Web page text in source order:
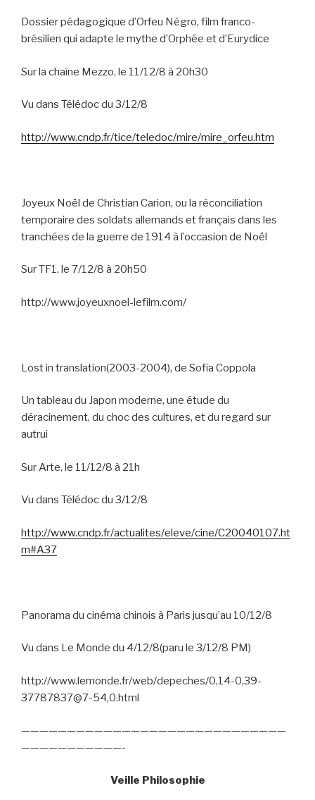
Dossier pédagogique d’Orfeu Négro, film franco-
brésilien qui adapte le mythe d’Orphée et d’Eurydice
Sur la chaîne Mezzo, le 11/12/8 à 20h30
Vu dans Télédoc du 3/12/8
http://www.cndp.fr/tice/teledoc/mire/mire_orfeu.htm
Joyeux Noël de Christian Carion, ou la réconciliation
temporaire des soldats allemands et français dans les
tranchées de la guerre de 1914 à l’occasion de Noël
Sur TF1, le 7/12/8 à 20h50
http://www.joyeuxnoel-lefilm.com/
Lost in translation(2003-2004), de Sofia Coppola
Un tableau du Japon moderne, une étude du
déracinement, du choc des cultures, et du regard sur
autrui
Sur Arte, le 11/12/8 à 21h
Vu dans Télédoc du 3/12/8
http://www.cndp.fr/actualites/eleve/cine/C20040107.ht
m#A37
Panorama du cinéma chinois à Paris jusqu’au 10/12/8
Vu dans Le Monde du 4/12/8(paru le 3/12/8 PM)
http://www.lemonde.fr/web/depeches/0,14-0,39-
37787837@7-54,0.html
—————————————————————————————
———————————-
Veille Philosophie